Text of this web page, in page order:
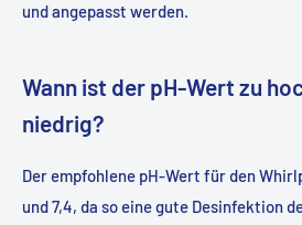
und angepasst werden.
Wann ist der pH-Wert zu
niedrig?
Der empfohlene pH-Wert für den
und 7,4, da so eine gute Desinfektion